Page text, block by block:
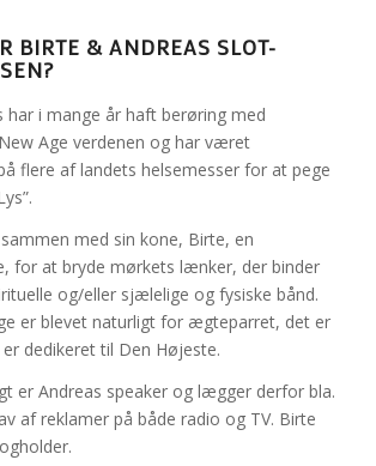
BIRTE & ANDREAS SLOT-
har i mange år haft berøring med
Age verdenen og har været
flere af landets helsemesser for at pege
med sin kone, Birte, en
for at bryde mørkets lænker, der binder
og/eller sjælelige og fysiske bånd.
er blevet naturligt for ægteparret, det er
dedikeret til Den Højeste.
er Andreas speaker og lægger derfor bla.
af reklamer på både radio og TV. Birte